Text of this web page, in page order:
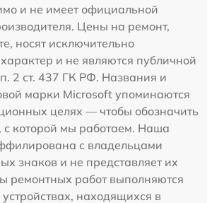
и не имеет официальной
Цены на ремонт,
носят исключительно
и не являются публичной
2 ст. 437 ГК РФ. Названия и
марки Microsoft упоминаются
целях — чтобы обозначить
с которой мы работаем. Наша
с владельцами
знаков и не представляет их
ремонтных работ выполняются
находящихся в